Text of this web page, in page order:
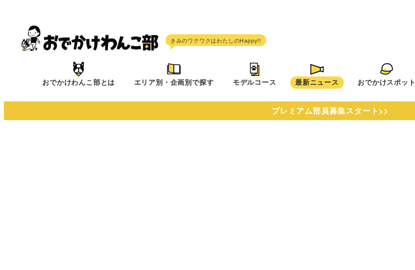
へ
おでかけわんこ部とは エリア別・企画別で探す モデルコース 最新ニュース おでかけスポット
プレミアム部員募集スタート>>